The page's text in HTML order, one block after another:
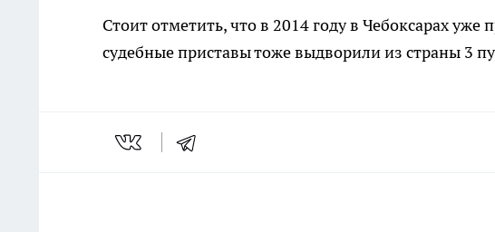
Стоит отметить, что в 2014 году в Чебоксарах уже
судебные приставы тоже выдворили из страны 3